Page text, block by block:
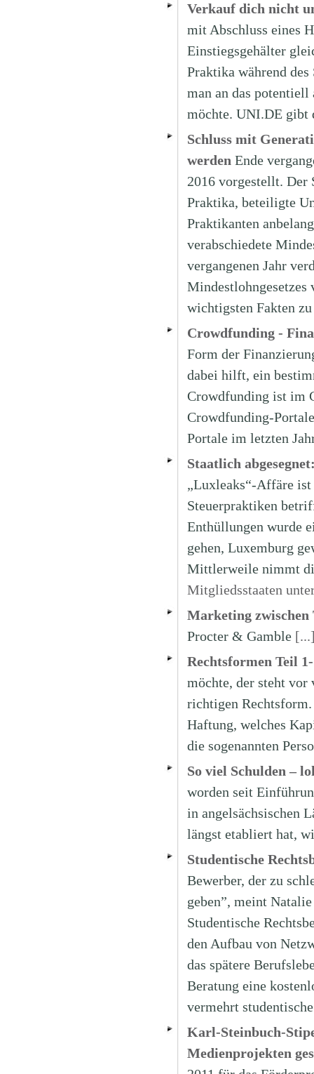
Verkauf dich nicht
mit Abschluss eines
Einstiegsgehälter
Praktika während
man an das
möchte. UNI.DE gibt
Schluss mit
werden Ende
2016 vorgestellt. Der
Praktika, beteiligte
Praktikanten
verabschiedete
vergangenen Jahr
wichtigsten Fakten
Crowdfunding -
Form der
dabei hilft, ein
Crowdfunding ist im
Crowdfunding-
Portale im letzten
Staatlich
„Luxleaks“-Affäre ist
Steuerpraktiken
Enthüllungen wurde
gehen, Luxemburg
Mittlerweile nimmt
Mitgliedsstaaten
Marketing zwischen
Procter & Gamble
Rechtsformen Teil
möchte, der steht vor
richtigen
Haftung, welches
die sogenannten
So viel Schulden –
worden seit
in angelsächsischen
längst etabliert hat,
Studentische
Bewerber, der zu
geben”, meint
Studentische
den Aufbau von
das spätere
Beratung eine
vermehrt
Karl-Steinbuch-
Medienprojekten